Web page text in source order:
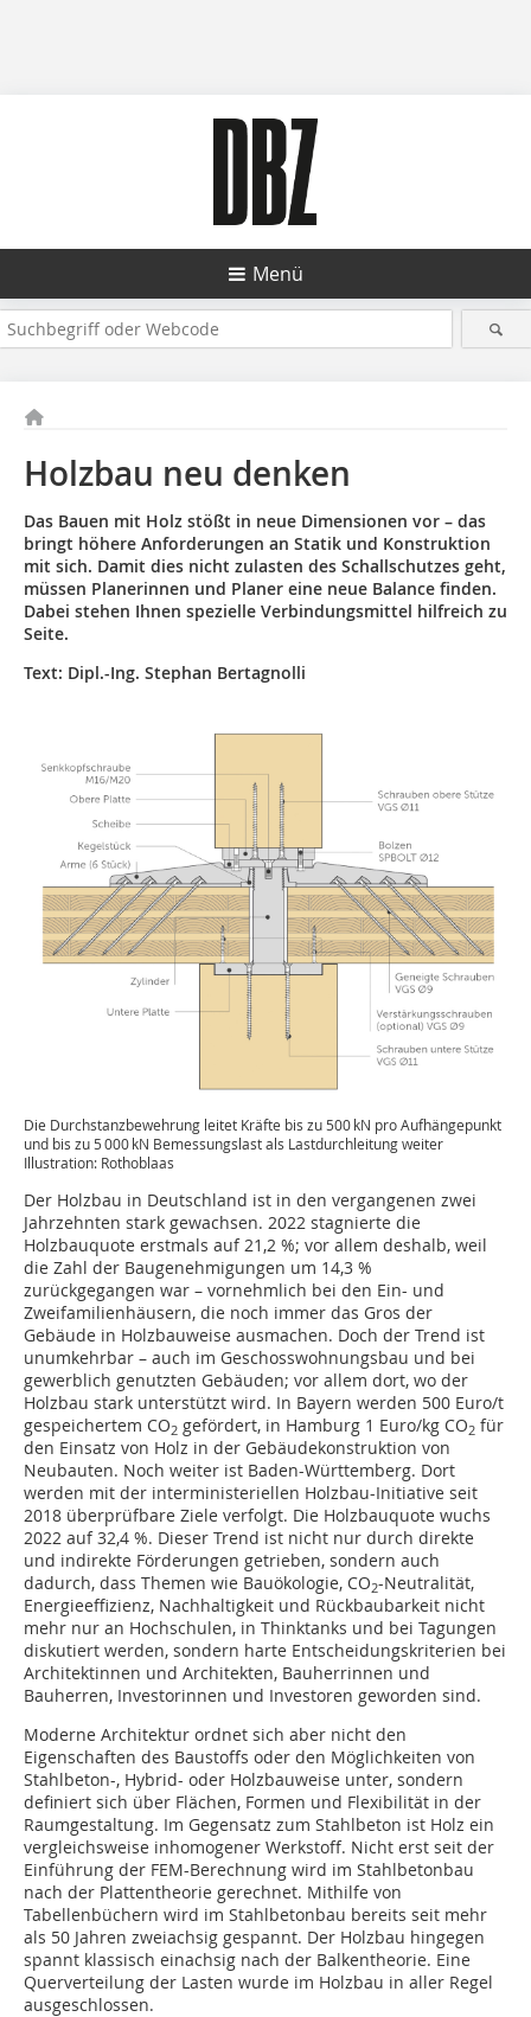
Menü
Holzbau neu denken
Das Bauen mit Holz stößt in neue Dimensionen vor – das
bringt höhere Anforderungen an Statik und Konstruktion
mit sich. Damit dies nicht zulasten des Schallschutzes geht,
müssen Planerinnen und Planer eine neue Balance finden.
Dabei stehen Ihnen spezielle Verbindungsmittel hilfreich zu
Seite.
Text: Dipl.-Ing. Stephan Bertagnolli
Die Durchstanzbewehrung leitet Kräfte bis zu 500 kN pro Aufhängepunkt
und bis zu 5 000 kN Bemessungslast als Lastdurchleitung weiter
Illustration: Rothoblaas
Der Holzbau in Deutschland ist in den vergangenen zwei
Jahrzehnten stark gewachsen. 2022 stagnierte die
Holzbauquote erstmals auf 21,2 %; vor allem deshalb, weil
die Zahl der Baugenehmigungen um 14,3 %
zurückgegangen war – vornehmlich bei den Ein- und
Zweifamilienhäusern, die noch immer das Gros der
Gebäude in Holzbauweise ausmachen. Doch der Trend ist
unumkehrbar – auch im Geschosswohnungsbau und bei
gewerblich genutzten Gebäuden; vor allem dort, wo der
Holzbau stark unterstützt wird. In Bayern werden 500 Euro/t
gespeichertem CO2 gefördert, in Hamburg 1 Euro/kg CO2 für
den Einsatz von Holz in der Gebäudekonstruktion von
Neubauten. Noch weiter ist Baden-Württemberg. Dort
werden mit der interministeriellen Holzbau-Initiative seit
2018 überprüfbare Ziele verfolgt. Die Holzbauquote wuchs
2022 auf 32,4 %. Dieser Trend ist nicht nur durch direkte
und indirekte Förderungen getrieben, sondern auch
dadurch, dass Themen wie Bauökologie, CO2-Neutralität,
Energieeffizienz, Nachhaltigkeit und Rückbaubarkeit nicht
mehr nur an Hochschulen, in Thinktanks und bei Tagungen
diskutiert werden, sondern harte Entscheidungskriterien bei
Architektinnen und Architekten, Bauherrinnen und
Bauherren, Inves­torinnen und Investoren geworden sind.
Moderne Architektur ordnet sich aber nicht den
Eigenschaften des Baustoffs oder den Möglichkeiten von
Stahlbeton-, Hybrid- oder Holzbauweise unter, sondern
definiert sich über Flächen, Formen und Flexibilität in der
Raumgestaltung. Im Gegensatz zum Stahlbeton ist Holz ein
vergleichsweise inhomogener Werkstoff. Nicht erst seit der
Einführung der FEM-Berechnung wird im Stahlbetonbau
nach der Plattentheorie gerechnet. Mithilfe von
Tabellenbüchern wird im Stahlbetonbau bereits seit mehr
als 50 Jahren zweiachsig gespannt. Der Holzbau hingegen
spannt klassisch einachsig nach der Balkentheorie. Eine
Querverteilung der Lasten wurde im Holzbau in aller Regel
ausgeschlossen.